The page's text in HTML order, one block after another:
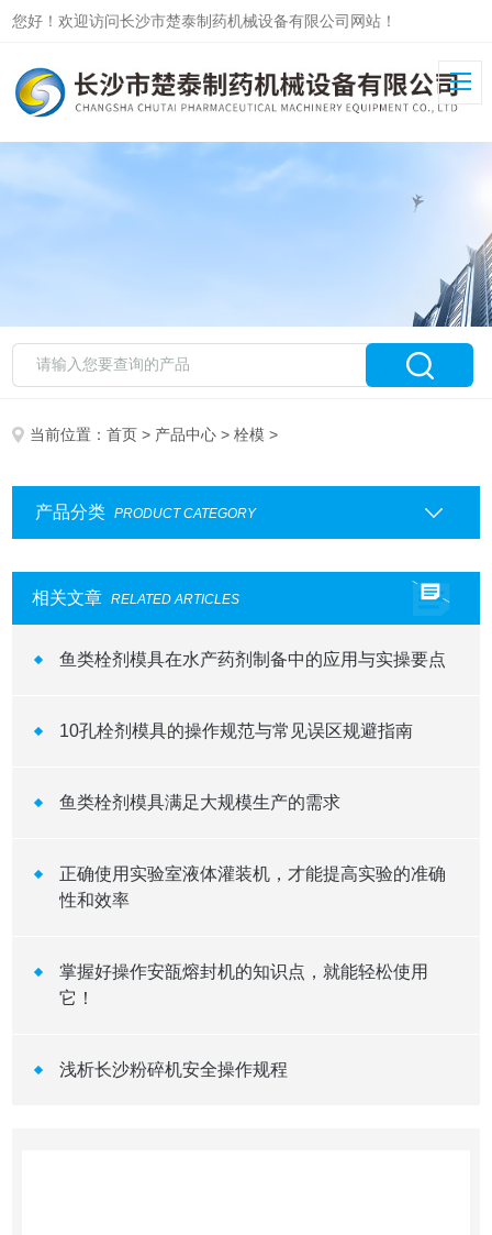
您好！欢迎访问长沙市楚泰制药机械设备有限公司网站！
当前位置：首页 > 产品中心 >栓模 >
产品分类 PRODUCT CATEGORY
相关文章 RELATED ARTICLES
鱼类栓剂模具在水产药剂制备中的应用与实操要点
10孔栓剂模具的操作规范与常见误区规避指南
鱼类栓剂模具满足大规模生产的需求
正确使用实验室液体灌装机，才能提高实验的准确
性和效率
掌握好操作安瓿熔封机的知识点，就能轻松使用
它！
浅析长沙粉碎机安全操作规程